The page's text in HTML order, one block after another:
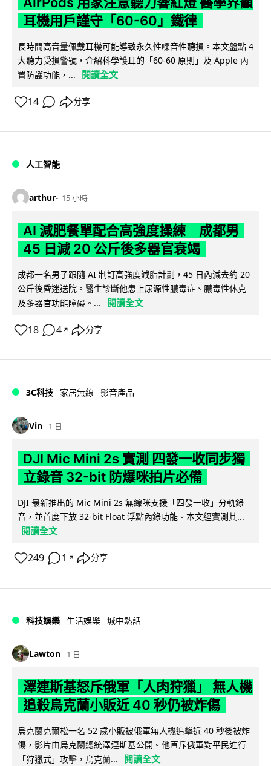
耳機用戶謹守「60-60」鐵律
長時間高音量佩戴耳機可能導致永久性噪音性聽損。本文盤點 4
大聽力受損警號，介紹科學護耳的「60-60 原則」及 Apple 內
置防護功能，...
閱讀全文
14 分享
人工智能
arthur 15 小時
AI 減肥餐單配合高強度操練 成都男
45 日減 20 公斤後多器官衰竭
成都一名男子跟隨 AI 制訂高強度減脂計劃，45 日內減去約 20
公斤後昏迷送院。醫生診斷他患上尿源性膿毒症、膿毒性休克
及多器官功能障礙。...
閱讀全文
18 4 ↗ 分享
3C科技 家居無線 影音產品
Vin 1 日
DJI Mic Mini 2s 實測 四發一收同步獨
立錄音 32-bit 防爆咪拍片必備
DJI 最新推出的 Mic Mini 2s 無線咪支援「四發一收」分軌錄
音，並首度下放 32-bit Float 浮點內錄功能。本文經實測其...
閱讀全文
249 1 ↗ 分享
科技娛樂 生活娛樂 城中熱話
Lawton 1 日
澤連斯基怒斥俄軍「人肉狩獵」 無人機
追殺烏克蘭小販近 40 秒仍被炸傷
烏克蘭克爾松一名 52 歲小販被俄軍無人機追擊近 40 秒後被炸
傷，影片由烏克蘭總統澤連斯基公開。他直斥俄軍對平民進行
「狩獵式」攻擊，烏克蘭...
閱讀全文